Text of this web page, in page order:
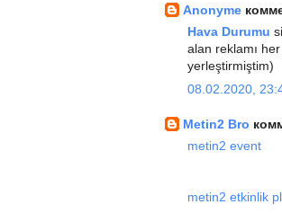
Anonyme
Hava Durumu
alan reklamı
yerleştirmiştim)
08.02.2020,
Metin2 Bro
metin2 event
metin2 etkinlik